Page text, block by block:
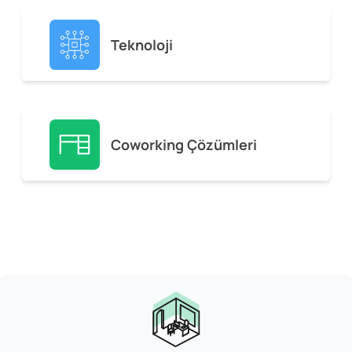
Teknoloji
Coworking Çözümleri